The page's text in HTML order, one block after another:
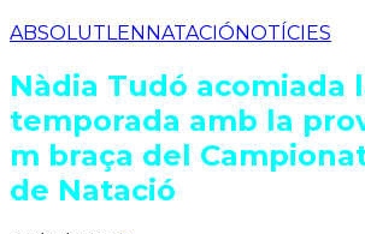
ABSOLUTLENNATACIÓNOTÍCIES
Nàdia Tudó acomiada
temporada amb la
m braça del
de Natació